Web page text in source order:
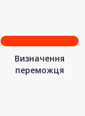
Визначення
переможця